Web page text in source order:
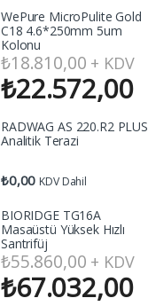
WePure MicroPulite Gold
C18 4.6*250mm 5um
Kolonu
₺18.810,00 + KDV
₺22.572,00
RADWAG AS 220.R2 PLUS
Analitik Terazi
₺0,00 KDV Dahil
BIORIDGE TG16A
Masaüstü Yüksek Hızlı
Santrifüj
₺55.860,00 + KDV
₺67.032,00